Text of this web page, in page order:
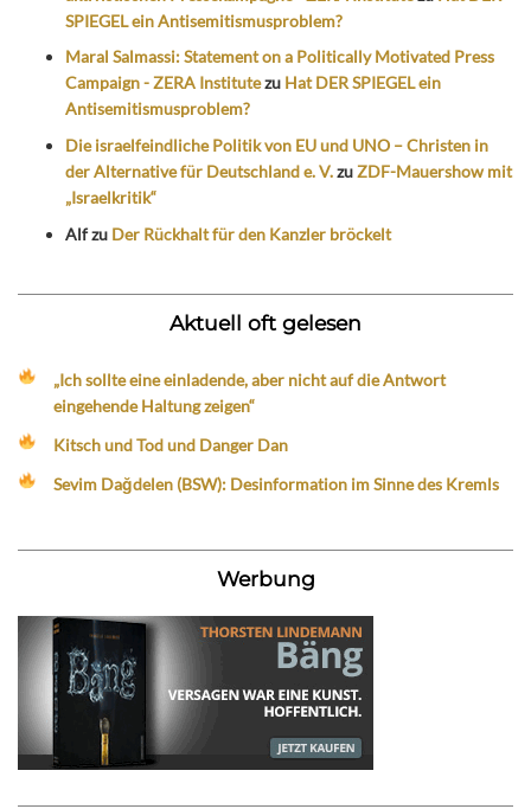
SPIEGEL ein Antisemitismusproblem?
Maral Salmassi: Statement on a Politically Motivated Press
Campaign - ZERA Institutezu Hat DER SPIEGEL ein
Antisemitismusproblem?
Die israelfeindliche Politik von EU und UNO – Christen in
der Alternative für Deutschland e. V.zuZDF-Mauershow mit
„Israelkritik“
Alfzu Der Rückhalt für den Kanzler bröckelt
Aktuell oft gelesen
„Ich sollte eine einladende, aber nicht auf die Antwort
eingehende Haltung zeigen“
Kitsch und Tod und Danger Dan
Sevim Dağdelen (BSW): Desinformation im Sinne des Kremls
Werbung